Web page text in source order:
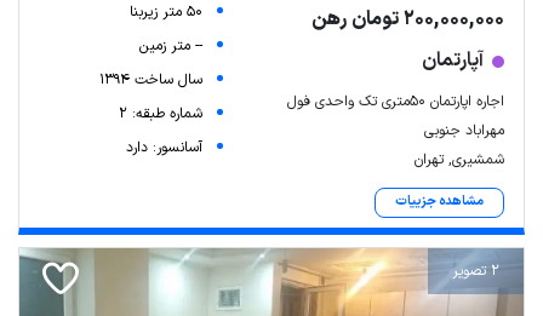
200,000,000 تومان رهن
آپارتمان
اجاره اپارتمان ۵۰متری تک واحدی فول
مهراباد جنوبی
شمشیری, تهران
مشاهده جزییات
50 متر زیربنا
-- متر زمین
سال ساخت 1394
شماره طبقه: 2
آسانسور: دارد
2 تصویر